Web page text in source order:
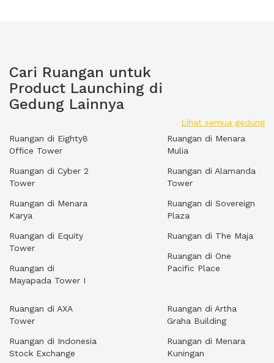
Cari Ruangan untuk
Product Launching di
Gedung Lainnya
Lihat semua gedung
Ruangan di Eighty8
Office Tower
Ruangan di Cyber 2
Tower
Ruangan di Menara
Karya
Ruangan di Equity
Tower
Ruangan di
Mayapada Tower I
Ruangan di Menara
Mulia
Ruangan di Alamanda
Tower
Ruangan di Sovereign
Plaza
Ruangan di The Maja
Ruangan di One
Pacific Place
Ruangan di AXA
Tower
Ruangan di Indonesia
Stock Exchange
Ruangan di Artha
Graha Building
Ruangan di Menara
Kuningan